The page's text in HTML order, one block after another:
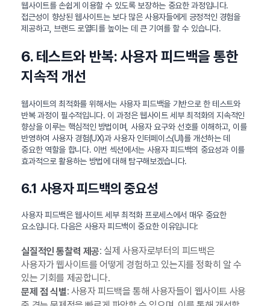
웹사이트를 손쉽게 이용할 수 있도록 보장하는 중요한 과정입니다.
접근성이 향상된 웹사이트는 보다 많은 사용자들에게 긍정적인 경험을
제공하고, 브랜드 로열티를 높이는 데 큰 기여를 할 수 있습니다.
6. 테스트와 반복: 사용자 피드백을 통한
지속적 개선
웹사이트의 최적화를 위해서는 사용자 피드백을 기반으로 한 테스트와
반복 과정이 필수적입니다. 이 과정은 웹사이트 세부 최적화의 지속적인
향상을 이루는 핵심적인 방법이며, 사용자 요구와 선호를 이해하고, 이를
반영하여 사용자 경험(UX)과 사용자 인터페이스(UI)를 개선하는 데
중요한 역할을 합니다. 이번 섹션에서는 사용자 피드백의 중요성과 이를
효과적으로 활용하는 방법에 대해 탐구해보겠습니다.
6.1 사용자 피드백의 중요성
사용자 피드백은 웹사이트 세부 최적화 프로세스에서 매우 중요한
요소입니다. 다음은 사용자 피드백이 중요한 이유입니다:
실질적인 통찰력 제공: 실제 사용자로부터의 피드백은
사용자가 웹사이트를 어떻게 경험하고 있는지를 정확히 알 수
있는 기회를 제공합니다.
문제 점 식별: 사용자 피드백을 통해 사용자들이 웹사이트 사용